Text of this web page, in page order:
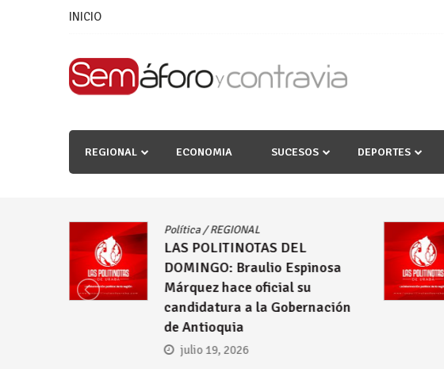
INICIO
REGIONAL ECONOMIA SUCESOS DEPORTES
Política/REGIONAL
LAS POLITINOTAS DEL
DOMINGO: Braulio Espinosa
Márquez hace oficial su
candidatura a la Gobernación
de Antioquia
julio 19, 2026